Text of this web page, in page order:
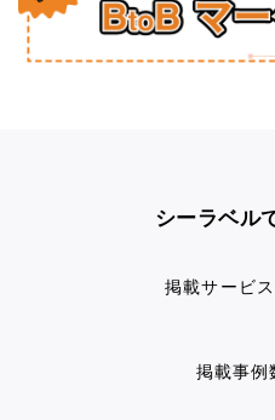
シーラベル
掲載サービ
掲載事例